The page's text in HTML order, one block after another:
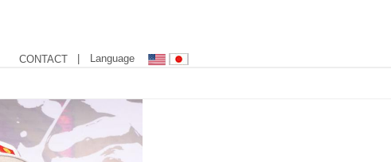
CONTACT | Language